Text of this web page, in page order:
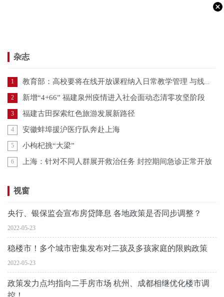
杂志
1 教育部：高校要将在线开放课程纳入日常教学管理 与线下课程同管理同要求
2 新增“4+66” 福建泉州疫情进入社会面动态清零攻坚阶段
3 福建古田探索红色旅游发展新路径
4 安徽蚌埠援沪医疗队奔赴上海
5 小枸杞挑“大梁”
6 上海：针对不同人群展开救治任务 封控期间急诊正常开放
视窗
央行、银保监会宣布房贷降息 各地政策是否同步调整？
2022-05-23
稳楼市！多个城市密集发布对二孩及多孩家庭的限购政策
2022-05-23
政策发力点均指向二手房市场 杭州、成都相继优化楼市调
控！